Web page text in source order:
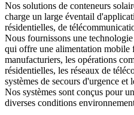
Nos solutions de conteneurs
charge un large éventail
résidentielles, de
Nous fournissons une
qui offre une alimentation mobile
manufacturiers, les opérations
résidentielles, les réseaux de
systèmes de secours d'urgence et
Nos systèmes sont conçus pour
diverses conditions